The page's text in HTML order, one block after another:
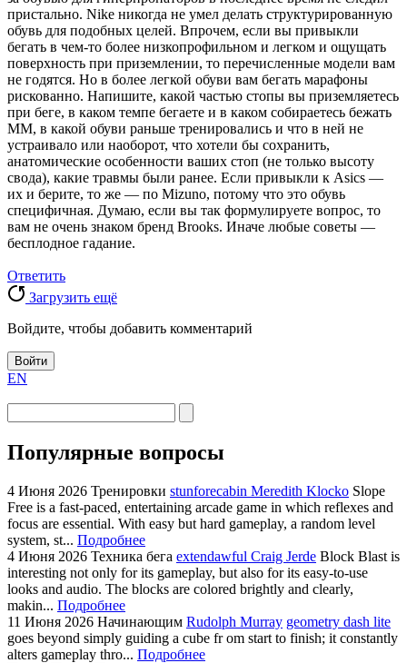
пристально. Nike никогда не умел делать структурированную
обувь для подобных целей. Впрочем, если вы привыкли
бегать в чем-то более низкопрофильном и легком и ощущать
поверхность при приземлении, то перечисленные модели вам
не годятся. Но в более легкой обуви вам бегать марафоны
рискованно. Напишите, какой частью стопы вы приземляетесь
при беге, в каком темпе бегаете и в каком собираетесь бежать
ММ, в какой обуви раньше тренировались и что в ней не
устраивало или наоборот, что хотели бы сохранить,
анатомические особенности ваших стоп (не только высоту
свода), какие травмы были ранее. Если привыкли к Asics —
их и берите, то же — по Mizuno, потому что это обувь
специфичная. Думаю, если вы так формулируете вопрос, то
вам не очень знаком бренд Brooks. Иначе любые советы —
бесплодное гадание.
Ответить
Загрузить ещё
Войдите, чтобы добавить комментарий
Войти
EN
Популярные вопросы
4 Июня 2026 Тренировки stunforecabin Meredith Klocko Slope
Free is a fast-paced, entertaining arcade game in which reflexes and
focus are essential. With easy but hard gameplay, a random level
system, st... Подробнее
4 Июня 2026 Техника бега extendawful Craig Jerde Block Blast is
interesting not only for its gameplay, but also for its easy-to-use
looks and audio. The blocks are colored brightly and clearly,
makin... Подробнее
11 Июня 2026 Начинающим Rudolph Murray geometry dash lite
goes beyond simply guiding a cube fr om start to finish; it constantly
alters gameplay thro... Подробнее